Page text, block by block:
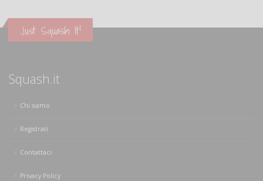
Just Squash It!
Squash.it
Chi siamo
Registrati
Contattaci
Privacy Policy